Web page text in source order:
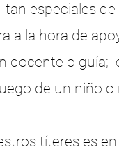
especiales
a la hora de
docente o guía;
de un niño o
títeres es